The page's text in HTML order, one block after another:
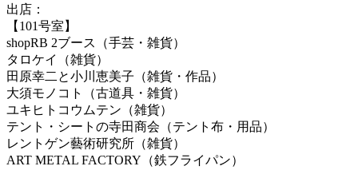
出店：
【101号室】
shopRB 2ブース（手芸・雑貨）
タロケイ（雑貨）
田原幸二と小川恵美子（雑貨・作品）
大須モノコト（古道具 ・雑貨）
ユキヒトコウムテン（雑貨）
テント・シートの寺田商会（テント布・用品）
レントゲン藝術研究所（雑貨）
ART METAL FACTORY（鉄フライパン）